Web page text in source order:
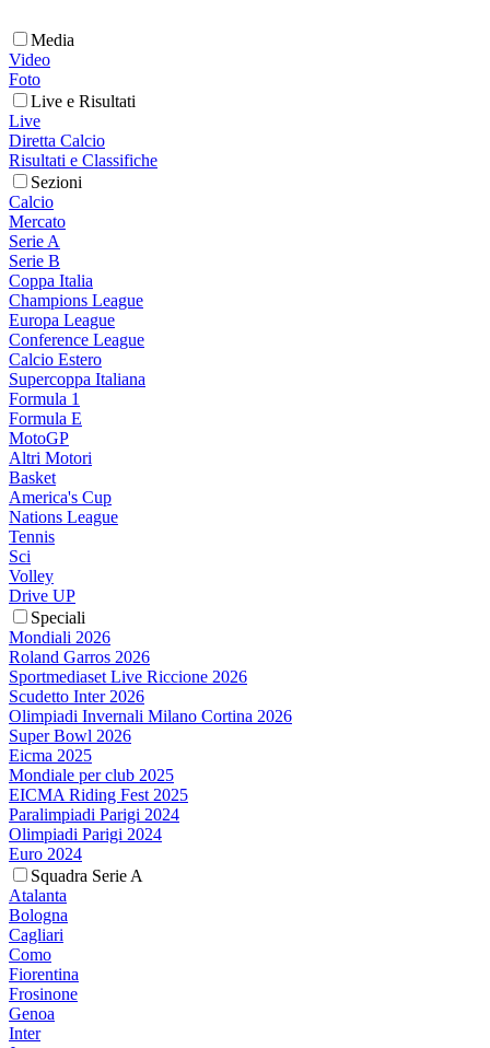
Media
Video
Foto
Live e Risultati
Live
Diretta Calcio
Risultati e Classifiche
Sezioni
Calcio
Mercato
Serie A
Serie B
Coppa Italia
Champions League
Europa League
Conference League
Calcio Estero
Supercoppa Italiana
Formula 1
Formula E
MotoGP
Altri Motori
Basket
America's Cup
Nations League
Tennis
Sci
Volley
Drive UP
Speciali
Mondiali 2026
Roland Garros 2026
Sportmediaset Live Riccione 2026
Scudetto Inter 2026
Olimpiadi Invernali Milano Cortina 2026
Super Bowl 2026
Eicma 2025
Mondiale per club 2025
EICMA Riding Fest 2025
Paralimpiadi Parigi 2024
Olimpiadi Parigi 2024
Euro 2024
Squadra Serie A
Atalanta
Bologna
Cagliari
Como
Fiorentina
Frosinone
Genoa
Inter